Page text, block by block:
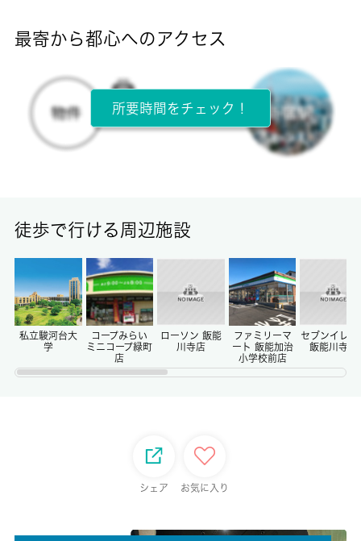
所在階
2階 / 2階建
償却/敷引
-/-
権利金/雑費
最寄から都心へのアクセス
所要時間をチェック！
徒歩で行ける周辺施設
私立駿河台大
学
コープみらい
ミニコープ緑町
店
ローソン 飯能
川寺店
ファミリーマ
ート 飯能加治
小学校前店
セブンイレブ
飯能川寺店
シェア お気に入り